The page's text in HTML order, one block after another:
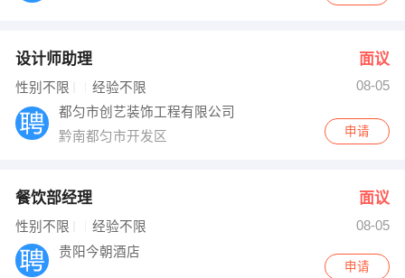
设计师助理 面议
性别不限 经验不限
08-05
都匀市创艺装饰工程有限公司
黔南都匀市开发区
申请
餐饮部经理 面议
性别不限 经验不限
08-05
贵阳今朝酒店
申请